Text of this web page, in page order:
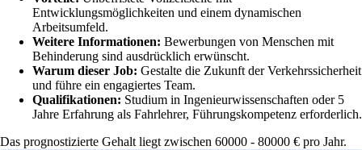
Entwicklungsmöglichkeiten und einem dynamischen
Arbeitsumfeld.
Weitere Informationen: Bewerbungen von Menschen mit
Behinderung sind ausdrücklich erwünscht.
Warum dieser Job: Gestalte die Zukunft der Verkehrssicherheit
und führe ein engagiertes Team.
Qualifikationen: Studium in Ingenieurwissenschaften oder 5
Jahre Erfahrung als Fahrlehrer, Führungskompetenz erforderlich.
Das prognostizierte Gehalt liegt zwischen 60000 - 80000 € pro Jahr.